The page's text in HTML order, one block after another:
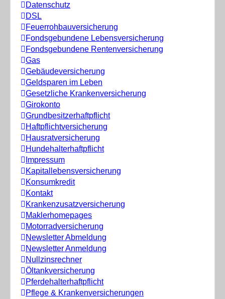
Datenschutz
DSL
Feuerrohbauversicherung
Fondsgebundene Lebensversicherung
Fondsgebundene Rentenversicherung
Gas
Gebäudeversicherung
Geldsparen im Leben
Gesetzliche Krankenversicherung
Girokonto
Grundbesitzerhaftpflicht
Haftpflichtversicherung
Hausratversicherung
Hundehalterhaftpflicht
Impressum
Kapitallebensversicherung
Konsumkredit
Kontakt
Krankenzusatzversicherung
Maklerhomepages
Motorradversicherung
Newsletter Abmeldung
Newsletter Anmeldung
Nullzinsrechner
Öltankversicherung
Pferdehalterhaftpflicht
Pflege & Krankenversicherungen